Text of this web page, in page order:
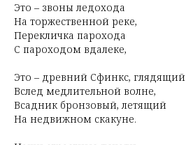
Это – звоны ледохода
На торжественной реке,
Перекличка парохода
С пароходом вдалеке,
Это – древний Сфинкс, глядящий
Вслед медлительной волне,
Всадник бронзовый, летящий
На недвижном скакуне.